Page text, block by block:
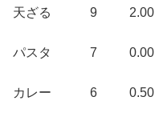
天ざる 9
パスタ 7
カレー 6